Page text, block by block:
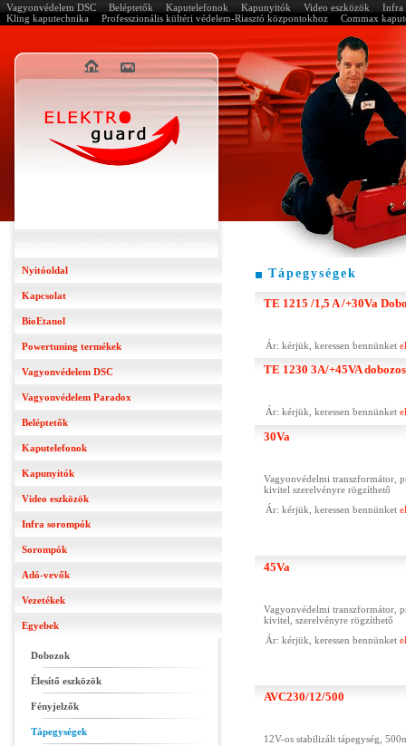
Vagyonvédelem DSC Beléptetők Kaputelefonok Kapunyitók Video eszközök
Infra
Kling kaputechnika
Professzionális kültéri védelem-Riasztó központokhoz Commax
Nyitóoldal
Kapcsolat
BioEtanol
Powertuning termékek
Vagyonvédelem DSC
Vagyonvédelem Paradox
Beléptetők
Kaputelefonok
Kapunyitók
Video eszközök
Infra sorompók
Sorompók
Adó-vevők
Vezetékek
Egyebek
Dobozok
Élesítő eszközök
Fényjelzők
Tápegységek
Tápegységek
TE 1215 /1,5 A /+30Va
Ár: kérjük, keressen bennünket
TE 1230 3A/+45VA
Ár: kérjük, keressen bennünket
30Va
Vagyonvédelmi transzformátor,
kivitel szerelvényre rögzíthető
Ár: kérjük, keressen bennünket
45Va
Vagyonvédelmi transzformátor,
kivitel, szerelvényre rögzíthető
Ár: kérjük, keressen bennünket
AVC230/12/500
12V-os stabilizált tápegység,